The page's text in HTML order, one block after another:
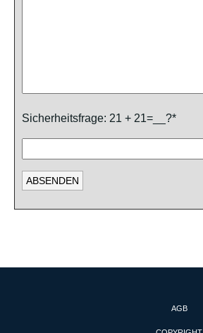
Sicherheitsfrage: 21 + 21=__?*
AGB